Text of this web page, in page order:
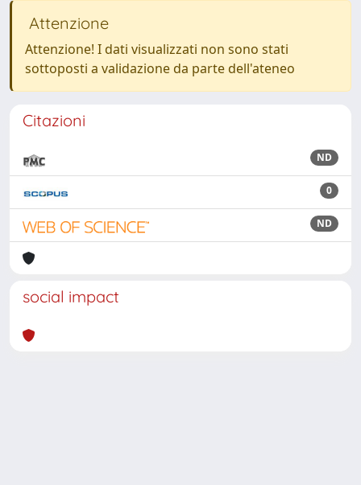
Attenzione
Attenzione! I dati visualizzati non sono stati
sottoposti a validazione da parte dell'ateneo
Citazioni
ND
0
ND
social impact